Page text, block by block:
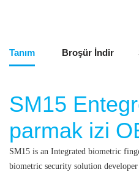
Tanım Broşür İndir
SM15
parmak izi
SM15 is an Integrated biometric
biometric security solution